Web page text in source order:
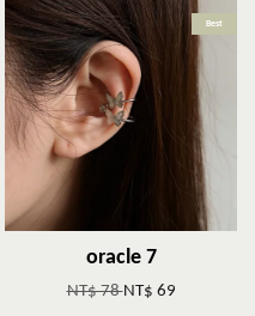
Best
oracle 7
NT$ 78NT$ 69